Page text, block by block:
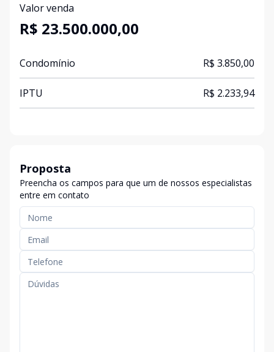
Valor venda
R$ 23.500.000,00
Condomínio R$ 3.850,00
IPTU R$ 2.233,94
Proposta
Preencha os campos para que um de nossos especialistas
entre em contato